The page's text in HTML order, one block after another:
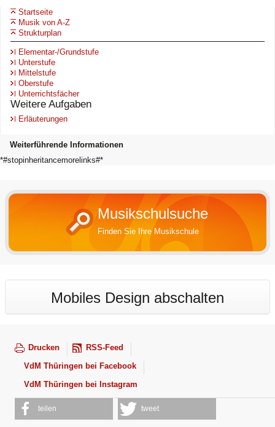
Startseite
Musik von A-Z
Strukturplan
Elementar-/Grundstufe
Unterstufe
Mittelstufe
Oberstufe
Unterrichtsfächer
Weitere Aufgaben
Erläuterungen
Weiterführende Informationen
*#stopinheritancemorelinks#*
Musikschulsuche
Finden Sie Ihre Musikschule
Mobiles Design abschalten
Drucken
RSS-Feed
VdM Thüringen bei Facebook
VdM Thüringen bei Instagram
teilen tweet